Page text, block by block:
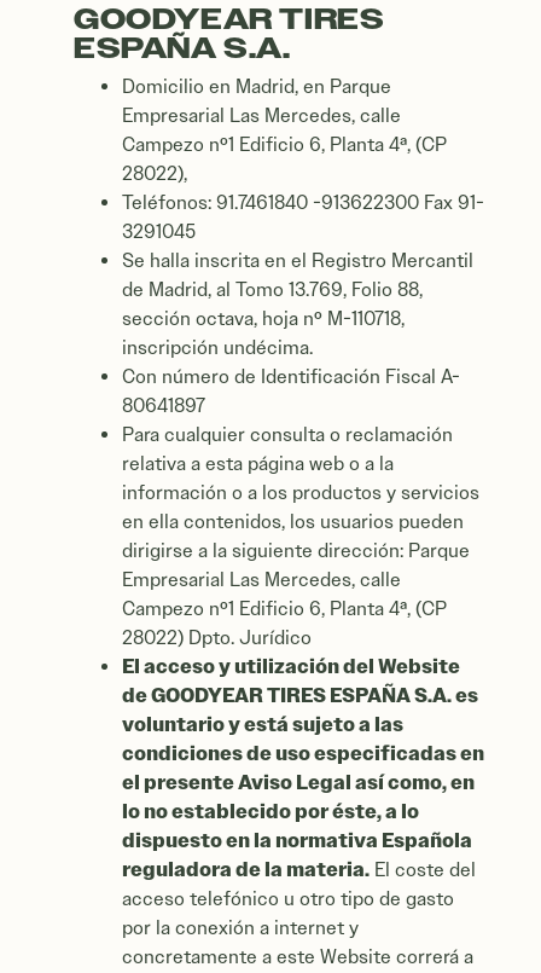
GOODYEAR TIRES
ESPAÑA S.A.
Domicilio en Madrid, en Parque
Empresarial Las Mercedes, calle
Campezo nº1 Edificio 6, Planta 4ª, (CP
28022),
Teléfonos: 91.7461840 -913622300 Fax 91-
3291045
Se halla inscrita en el Registro Mercantil
de Madrid, al Tomo 13.769, Folio 88,
sección octava, hoja nº M-110718,
inscripción undécima.
Con número de Identificación Fiscal A-
80641897
Para cualquier consulta o reclamación
relativa a esta página web o a la
información o a los productos y servicios
en ella contenidos, los usuarios pueden
dirigirse a la siguiente dirección: Parque
Empresarial Las Mercedes, calle
Campezo nº1 Edificio 6, Planta 4ª, (CP
28022) Dpto. Jurídico
El acceso y utilización del Website
de GOODYEAR TIRES ESPAÑA S.A. es
voluntario y está sujeto a las
condiciones de uso especificadas en
el presente Aviso Legal así como, en
lo no establecido por éste, a lo
dispuesto en la normativa Española
reguladora de la materia. El coste del
acceso telefónico u otro tipo de gasto
por la conexión a internet y
concretamente a este Website correrá a